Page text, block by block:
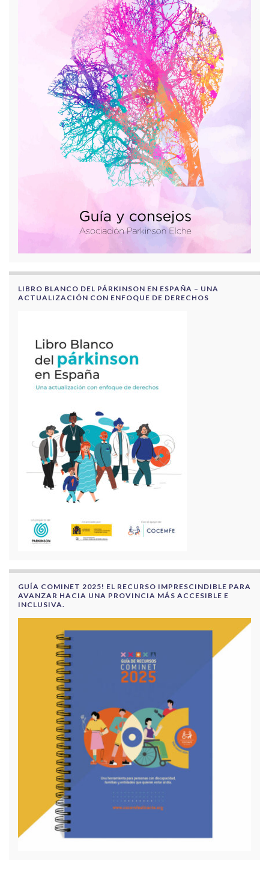
LIBRO BLANCO DEL PÁRKINSON EN ESPAÑA – UNA
ACTUALIZACIÓN CON ENFOQUE DE DERECHOS
GUÍA COMINET 2025! EL RECURSO IMPRESCINDIBLE PARA
AVANZAR HACIA UNA PROVINCIA MÁS ACCESIBLE E
INCLUSIVA.